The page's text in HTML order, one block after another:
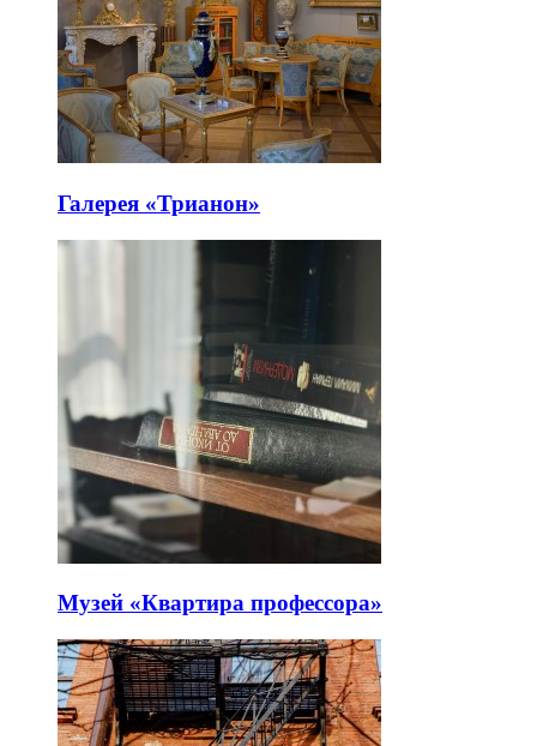
Галерея «Трианон»
Музей «Квартира профессора»